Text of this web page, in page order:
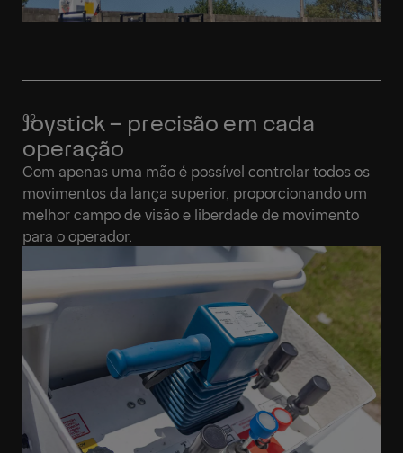
Joystick – precisão em cada
operação
Com apenas uma mão é possível controlar todos os
movimentos da lança superior, proporcionando um
melhor campo de visão e liberdade de movimento
para o operador.